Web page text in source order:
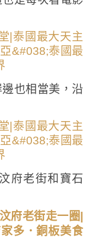
也相當美，沿
府老街和寶石
府老街走一圈|
多．銅板美食